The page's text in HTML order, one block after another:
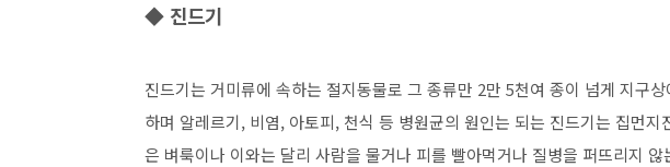
◆ 진드기
진드기는 거미류에 속하는 절지동물로 그 종류만 2만 5천여 종이 넘게 지구
하며 알레르기, 비염, 아토피, 천식 등 병원균의 원인는 되는 진드기는 집먼
은 벼룩이나 이와는 달리 사람을 물거나 피를 빨아먹거나 질병을 퍼뜨리지 않